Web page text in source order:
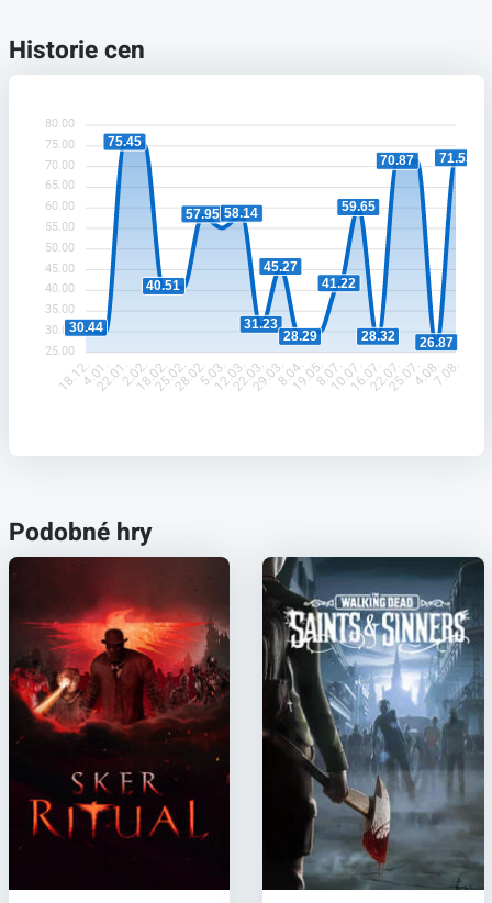
Historie cen
80.00
75.00
70.00
65.00
60.00
55.00
50.00
45.00
40.00
35.00
30.00
25.00
30.44
75.45
40.51
57.95 58.14
31.23
45.27
28.29
41.22
59.65
28.32
70.87
26.87
71.53
18.12.4.01.22.01.2.02.18.02.25.02.28.02.5.03.12.03.22.03.29.03.8.04.19.05.8.07.10.07.16.07.22.07.25.07.4.08.7.08.
Podobné hry